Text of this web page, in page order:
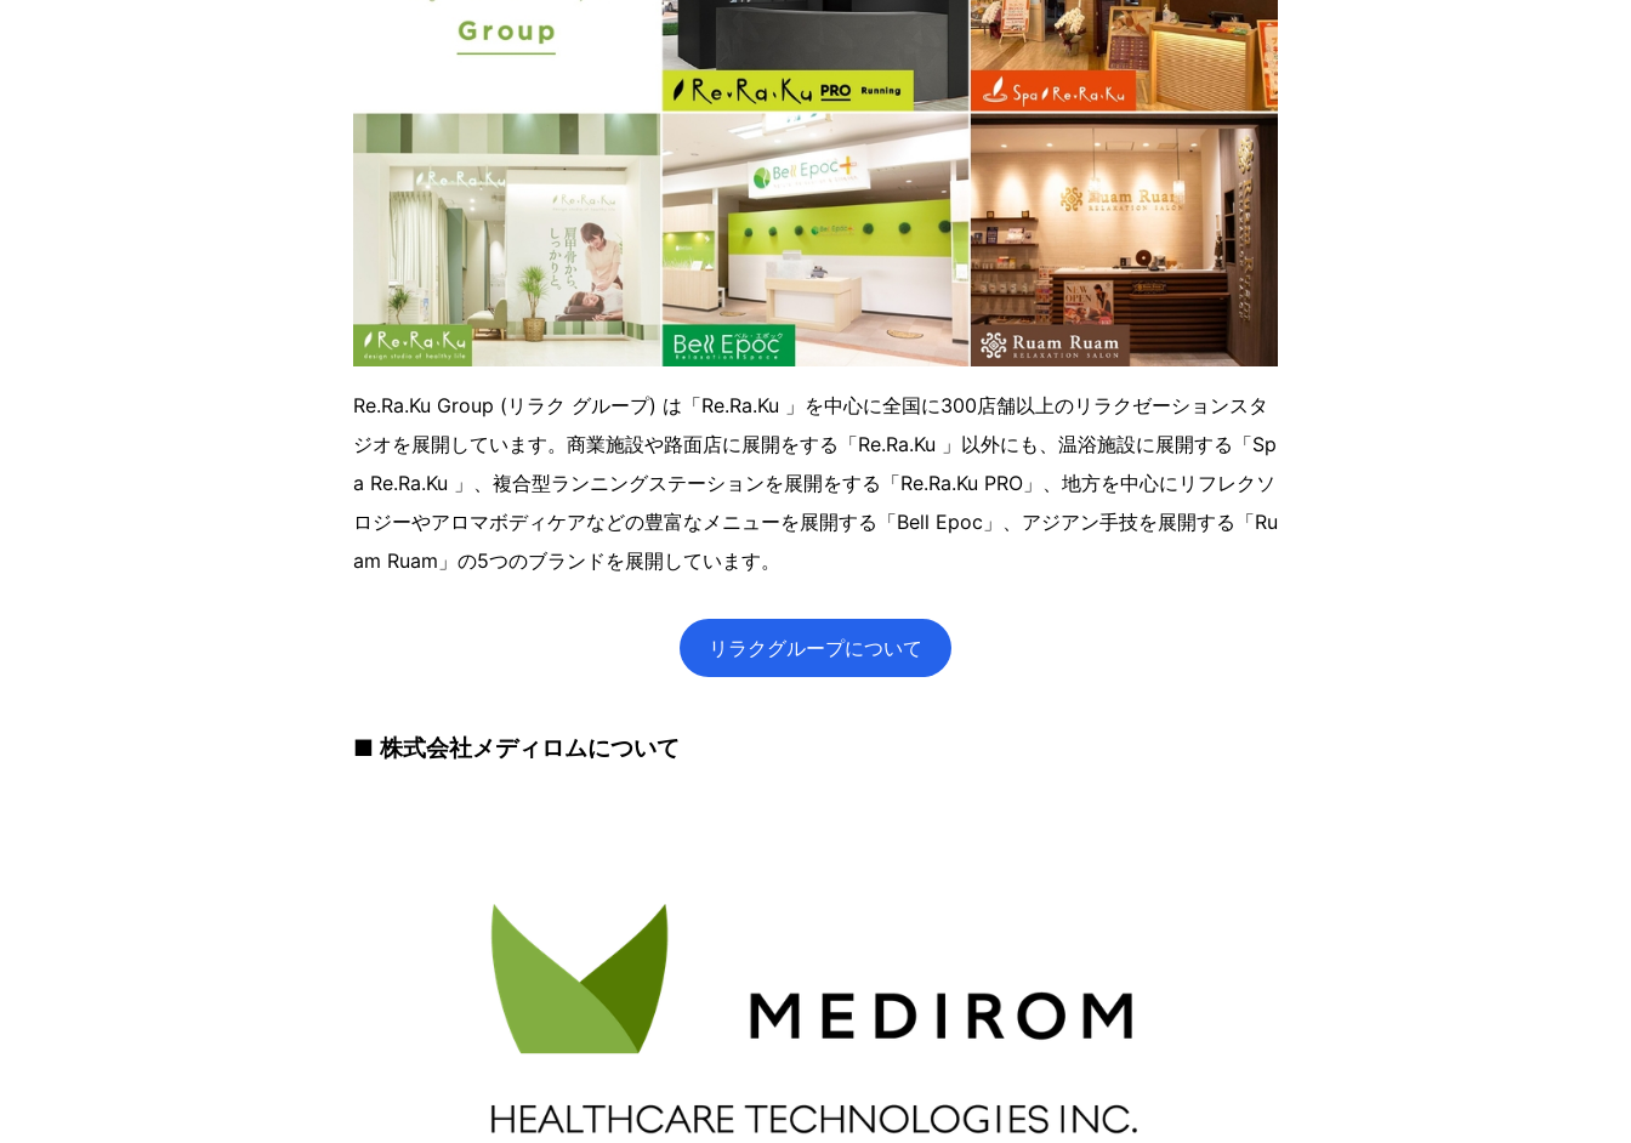
Re.Ra.Ku Group (リラク グループ) は「Re.Ra.Ku 」を中心に全国に300店舗以上のリラクゼーションスタ
ジオを展開しています。商業施設や路面店に展開をする「Re.Ra.Ku 」以外にも、温浴施設に展開する「Sp
a Re.Ra.Ku 」、複合型ランニングステーションを展開をする「Re.Ra.Ku PRO」、地方を中心にリフレクソ
ロジーやアロマボディケアなどの豊富なメニューを展開する「Bell Epoc」、アジアン手技を展開する「Ru
am Ruam」の5つのブランドを展開しています。
リラクグループについて
■ 株式会社メディロムについて